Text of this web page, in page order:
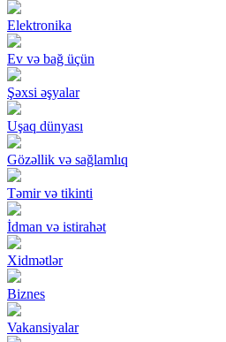
Elektronika
Ev və bağ üçün
Şəxsi əşyalar
Uşaq dünyası
Gözəllik və sağlamlıq
Təmir və tikinti
İdman və istirahət
Xidmətlər
Biznes
Vakansiyalar